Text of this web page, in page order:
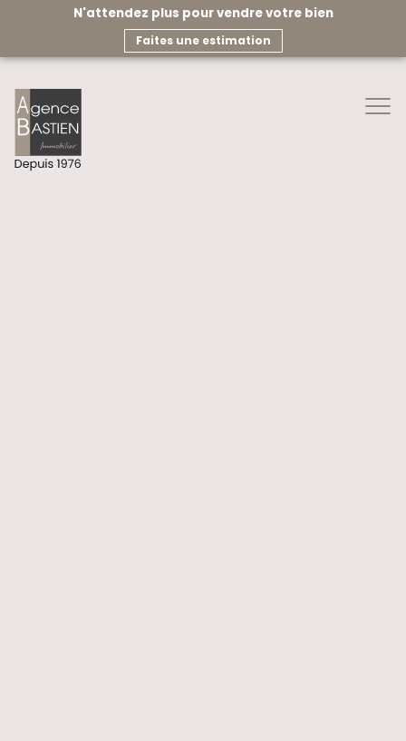
N'attendez plus pour vendre votre bien
faites une estimation